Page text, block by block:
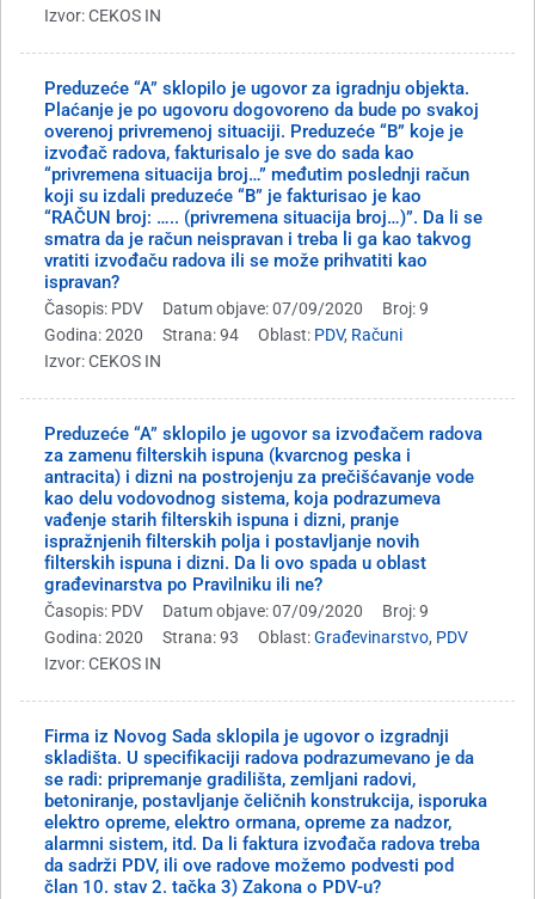
Izvor: CEKOS IN
Preduzeće “A” sklopilo je ugovor za igradnju objekta.
Plaćanje je po ugovoru dogovoreno da bude po svakoj
overenoj privremenoj situaciji. Preduzeće “B” koje je
izvođač radova, fakturisalo je sve do sada kao
“privremena situacija broj…” međutim poslednji račun
koji su izdali preduzeće “B” je fakturisao je kao
“RAČUN broj: ….. (privremena situacija broj…)”. Da li se
smatra da je račun neispravan i treba li ga kao takvog
vratiti izvođaču radova ili se može prihvatiti kao
ispravan?
Časopis: PDV Datum objave: 07/09/2020
Broj: 9
Godina: 2020
Strana: 94 Oblast: PDV, Računi
Izvor: CEKOS IN
Preduzeće “A” sklopilo je ugovor sa izvođačem radova
za zamenu filterskih ispuna (kvarcnog peska i
antracita) i dizni na postrojenju za prečišćavanje vode
kao delu vodovodnog sistema, koja podrazumeva
vađenje starih filterskih ispuna i dizni, pranje
ispražnjenih filterskih polja i postavljanje novih
filterskih ispuna i dizni. Da li ovo spada u oblast
građevinarstva po Pravilniku ili ne?
Časopis: PDV Datum objave: 07/09/2020
Broj: 9
Godina: 2020
Strana: 93 Oblast:Građevinarstvo, PDV
Izvor: CEKOS IN
Firma iz Novog Sada sklopila je ugovor o izgradnji
skladišta. U specifikaciji radova podrazumevano je da
se radi: pripremanje gradilišta, zemljani radovi,
betoniranje, postavljanje čeličnih konstrukcija, isporuka
elektro opreme, elektro ormana, opreme za nadzor,
alarmni sistem, itd. Da li faktura izvođača radova treba
da sadrži PDV, ili ove radove možemo podvesti pod
član 10. stav 2. tačka 3) Zakona o PDV-u?